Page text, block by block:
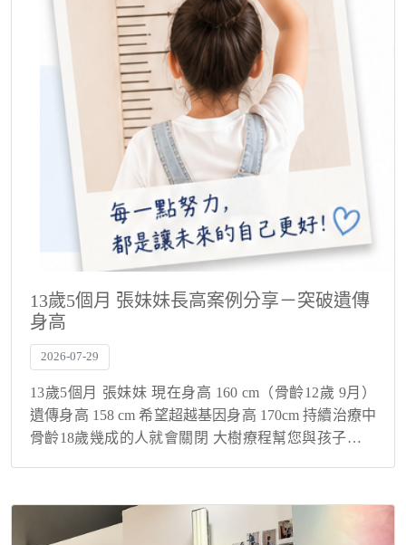
13歲5個月 張妹妹長高案例分享－突破遺傳
身高
2026-07-29
13歲5個月 張妹妹 現在身高 160 cm（骨齡12歲 9月）
遺傳身高 158 cm 希望超越基因身高 170cm 持續治療中
骨齡18歲幾成的人就會關閉 大樹療程幫您與孩子解決